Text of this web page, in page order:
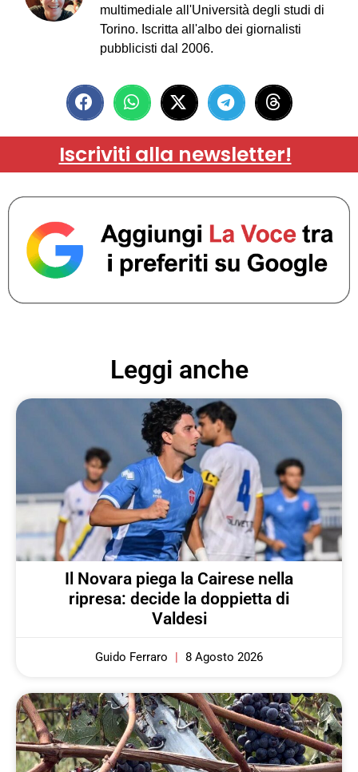
multimediale all'Università degli studi di
Torino. Iscritta all'albo dei giornalisti
pubblicisti dal 2006.
Iscriviti alla newsletter!
Leggi anche
Il Novara piega la Cairese nella
ripresa: decide la doppietta di
Valdesi
Guido Ferraro 8 Agosto 2026